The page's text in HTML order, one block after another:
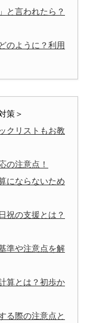
と言われたら？
のように？利用
策＞
クリストもお教
の注意点！
にならないため
祝の支援とは？
準や注意点を解
算とは？初歩か
る際の注意点と